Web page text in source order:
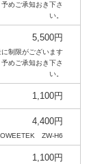
めご承知おき下さ
い。
5,500円
制限がございます
めご承知おき下さ
い。
1,100円
4,400円
ZW‐H6
1,100円